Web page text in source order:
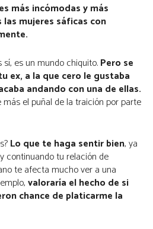
más incómodas y más
mujeres sáficas con
es un mundo chiquito.Pero se
ex, a la que cero le gustaba
andando con una de ellas.
el puñal de la traición por parte
Lo que te haga sentir bien, ya
continuando tu relación de
te afecta mucho ver a una
valoraría el hecho de si
chance de platicarme la